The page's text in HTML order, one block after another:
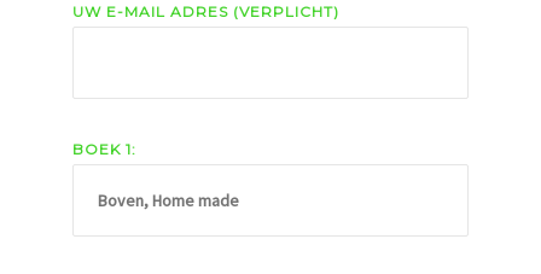
UW E-MAIL ADRES (VERPLICHT)
BOEK 1: